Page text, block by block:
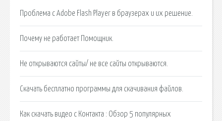
Проблема с Adobe Flash Player в браузерах и их решение.
Почему не работает Помощник.
Не открываются сайты/ не все сайты открываются.
Скачать бесплатно программы для скачивания файлов.
Как скачать видео с Контакта : Обзор 5 популярных